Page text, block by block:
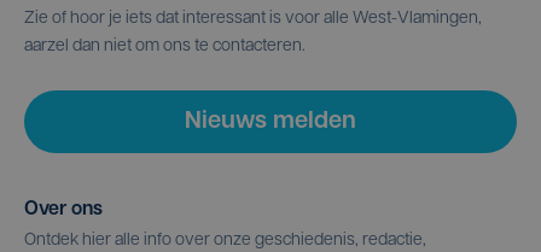
Zie of hoor je iets dat interessant is voor alle West-Vlamingen,
aarzel dan niet om ons te contacteren.
Nieuws melden
Over ons
Ontdek hier alle info over onze geschiedenis, redactie,